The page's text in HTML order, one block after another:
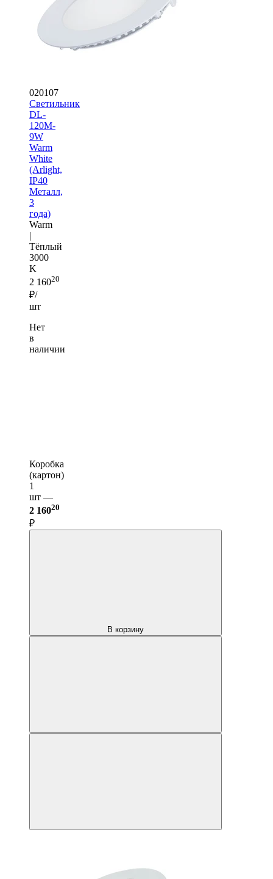
020107
Светильник
DL-
120M-
9W
Warm
White
(Arlight,
IP40
Металл,
3
года)
Warm
|
Тёплый
3000
K
2 16020
₽/
шт
Нет
в
наличии
Коробка
(картон)
1
шт —
2 16020
₽
В корзину